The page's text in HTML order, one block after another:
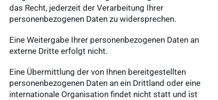
das Recht, jederzeit der Verarbeitung Ihrer
personenbezogenen Daten zu widersprechen.
Eine Weitergabe Ihrer personenbezogenen Daten an
externe Dritte erfolgt nicht.
Eine Übermittlung der von Ihnen bereitgestellten
personenbezogenen Daten an ein Drittland oder eine
internationale Organisation findet nicht statt und ist